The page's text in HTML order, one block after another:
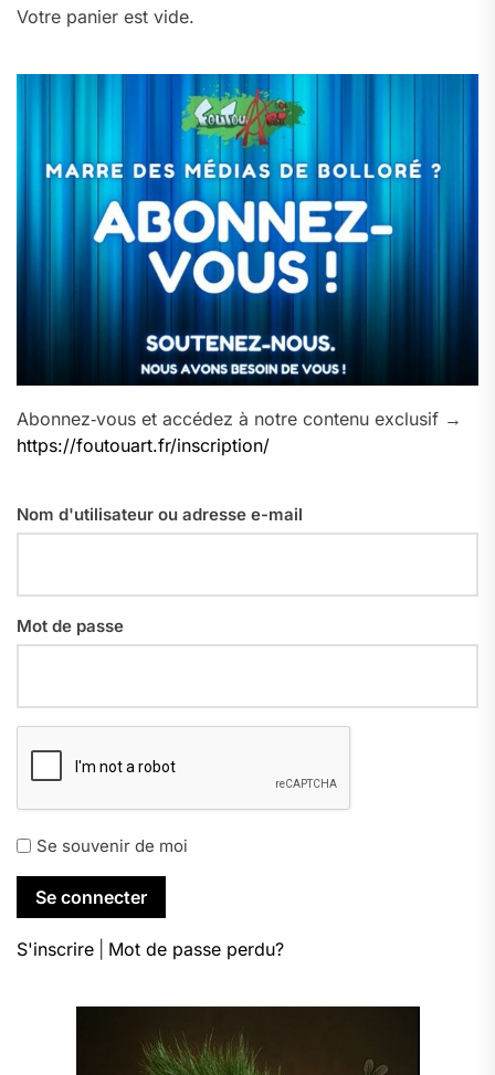
Votre panier est vide.
Abonnez‑vous et accédez à notre contenu exclusif →
https://foutouart.fr/inscription/
Nom d'utilisateur ou adresse e-mail
Mot de passe
Se souvenir de moi
S'inscrire Mot de passe perdu?